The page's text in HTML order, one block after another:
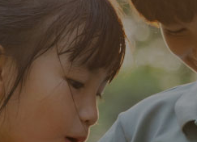
인기 키워드